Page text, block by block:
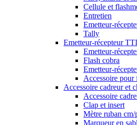
Cellule et
Entretien
Emetteur-
Tally
Emetteur-récepteur
Emetteur-
Flash cobra
Emetteur-
Accessoire pour
Accessoire cadreur et
Accessoire
Clap et insert
Mètre ruban cm/
Marqueur en